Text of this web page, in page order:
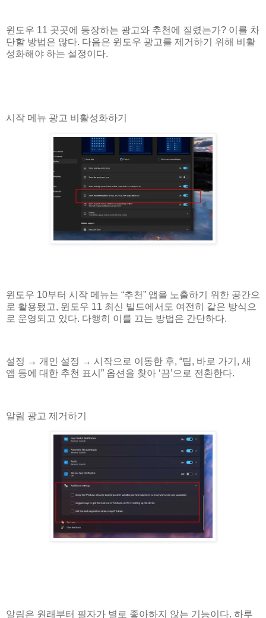
윈도우 11 곳곳에 등장하는 광고와 추천에 질렸는가? 이를 차
단할 방법은 많다. 다음은 윈도우 광고를 제거하기 위해 비활
성화해야 하는 설정이다.
시작 메뉴 광고 비활성화하기
윈도우 10부터 시작 메뉴는 “추천” 앱을 노출하기 위한 공간으
로 활용됐고, 윈도우 11 최신 빌드에서도 여전히 같은 방식으
로 운영되고 있다. 다행히 이를 끄는 방법은 간단하다.
설정 → 개인 설정 → 시작으로 이동한 후, “팁, 바로 가기, 새
앱 등에 대한 추천 표시” 옵션을 찾아 ‘끔’으로 전환한다.
알림 광고 제거하기
알림은 원래부터 필자가 별로 좋아하지 않는 기능이다. 하루